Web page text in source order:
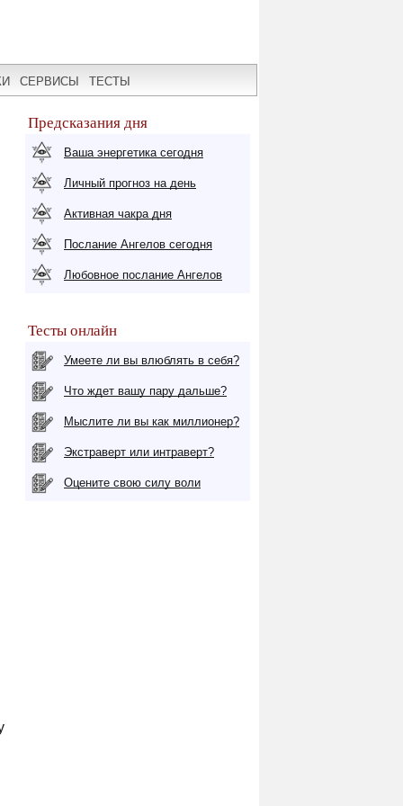
СЕРВИСЫ ТЕСТЫ
Предсказания дня
Ваша энергетика сегодня
Личный прогноз на день
Активная чакра дня
Послание Ангелов сегодня
Любовное послание Ангелов
Тесты онлайн
Умеете ли вы влюблять в себя?
Что ждет вашу пару дальше?
Мыслите ли вы как миллионер?
Экстраверт или интраверт?
Оцените свою силу воли